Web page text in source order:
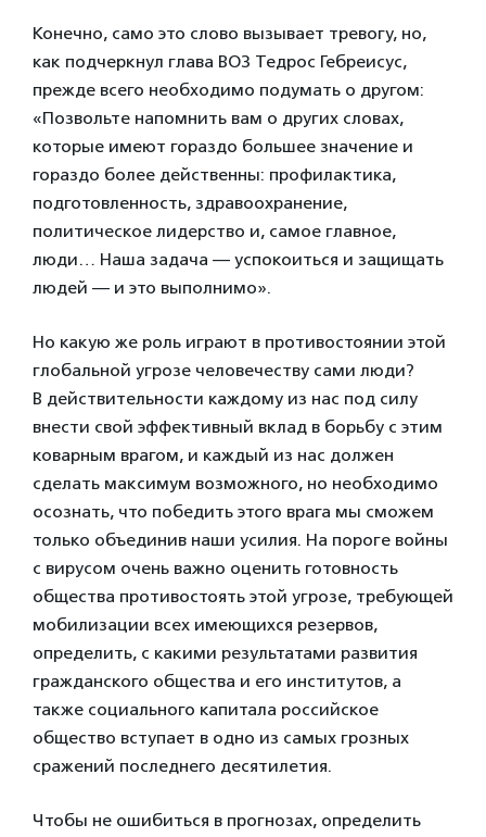
Конечно, само это слово вызывает тревогу, но,
как подчеркнул глава ВОЗ Тедрос Гебреисус,
прежде всего необходимо подумать о другом:
«Позвольте напомнить вам о других словах,
которые имеют гораздо большее значение и
гораздо более действенны: профилактика,
подготовленность, здравоохранение,
политическое лидерство и, самое главное,
люди… Наша задача — успокоиться и защищать
людей — и это выполнимо».
Но какую же роль играют в противостоянии этой
глобальной угрозе человечеству сами люди?
В действительности каждому из нас под силу
внести свой эффективный вклад в борьбу с этим
коварным врагом, и каждый из нас должен
сделать максимум возможного, но необходимо
осознать, что победить этого врага мы сможем
только объединив наши усилия. На пороге войны
с вирусом очень важно оценить готовность
общества противостоять этой угрозе, требующей
мобилизации всех имеющихся резервов,
определить, с какими результатами развития
гражданского общества и его институтов, а
также социального капитала российское
общество вступает в одно из самых грозных
сражений последнего десятилетия.
Чтобы не ошибиться в прогнозах, определить